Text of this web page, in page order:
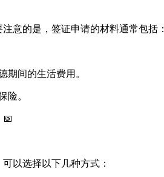
意的是，签证申请的材料通常包括：
期间的生活费用。
险。
📅
以选择以下几种方式：